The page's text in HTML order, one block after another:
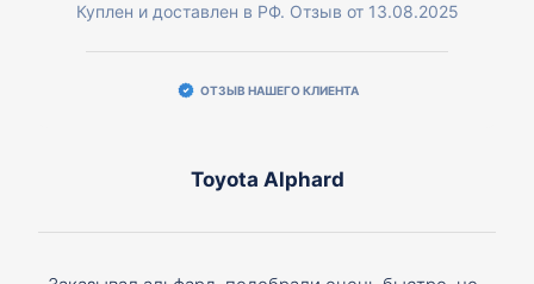
Куплен и доставлен в РФ. Отзыв от 13.08.2025
ОТЗЫВ НАШЕГО КЛИЕНТА
Toyota Alphard